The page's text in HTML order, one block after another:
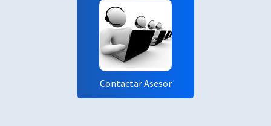
Contactar Asesor